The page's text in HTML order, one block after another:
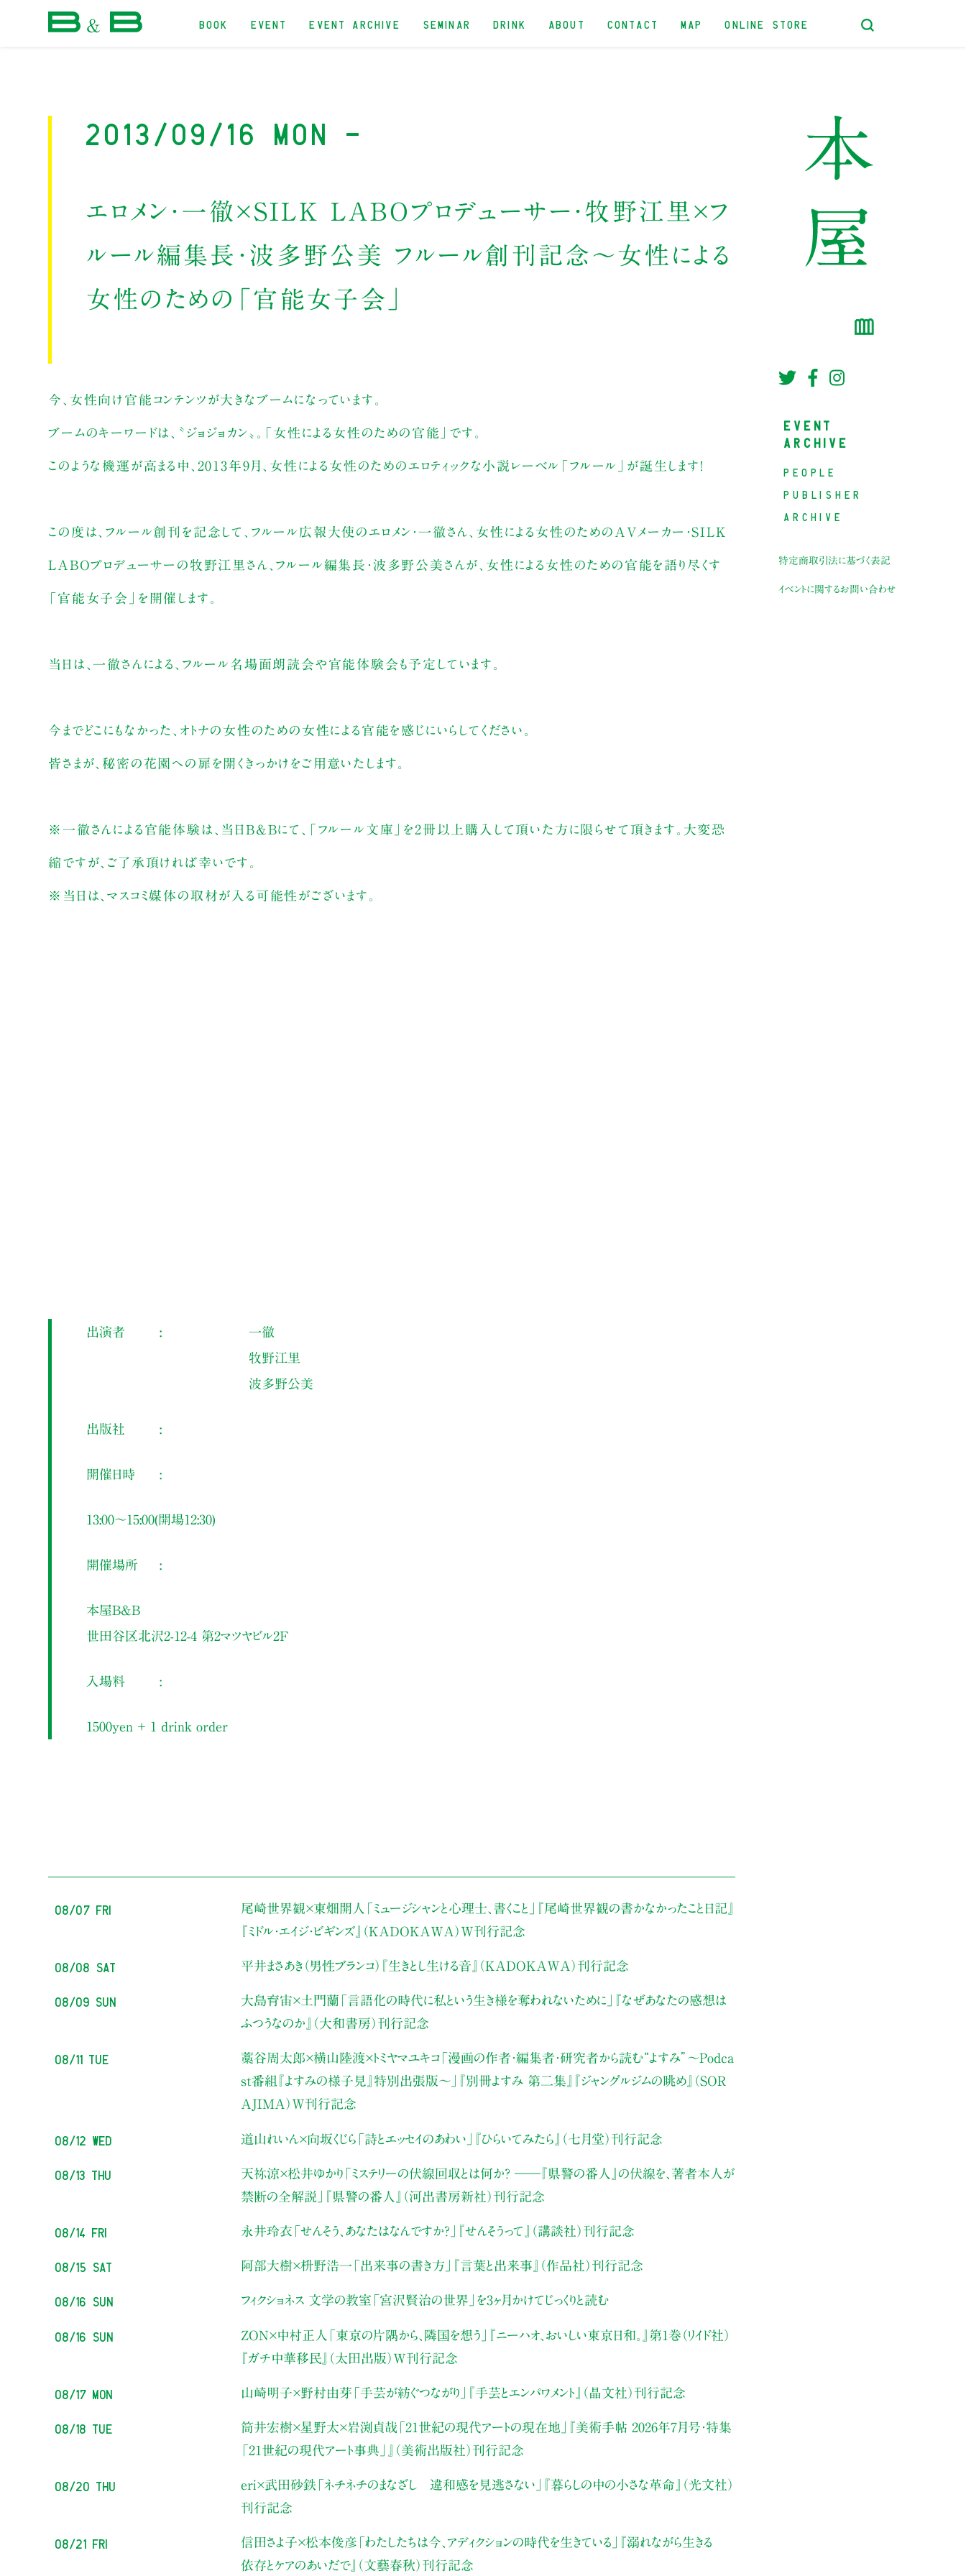
BOOK EVENT EVENT ARCHIVE SEMINAR DRINK ABOUT CONTACT MAP ONLINE STORE
2013/09/16 Mon -
エロメン・一徹×SILK LABOプロデューサー・牧野江里×フ
ルール編集長・波多野公美 フルール創刊記念～女性による
女性のための「官能女子会」
今、女性向け官能コンテンツが大きなブームになっています。
ブームのキーワードは、〝ジョジョカン〟。「女性による女性のための官能」です。
このような機運が高まる中、2013年9月、女性による女性のためのエロティックな小説レーベル「フルール」が誕生します！
この度は、フルール創刊を記念して、フルール広報大使のエロメン・一徹さん、女性による女性のためのAVメーカー・SILK
LABOプロデューサーの牧野江里さん、フルール編集長・波多野公美さんが、女性による女性のための官能を語り尽くす
「官能女子会」を開催します。
当日は、一徹さんによる、フルール名場面朗読会や官能体験会も予定しています。
今までどこにもなかった、オトナの女性のための女性による官能を感じにいらしてください。
皆さまが、秘密の花園への扉を開くきっかけをご用意いたします。
※一徹さんによる官能体験は、当日B&Bにて、「フルール文庫」を2冊以上購入して頂いた方に限らせて頂きます。大変恐
縮ですが、ご了承頂ければ幸いです。
※当日は、マスコミ媒体の取材が入る可能性がございます。
出演者
一徹
牧野江里
波多野公美
出版社
開催日時
13:00～15:00(開場12:30)
開催場所
本屋B&B
世田谷区北沢2-12-4 第2マツヤビル2F
入場料
1500yen ＋ 1 drink order
08/07 Fri 尾崎世界観×東畑開人 「ミュージシャンと心理士、書くこと」
『尾崎世界観の書かなかったこと日記』
『ミドル・エイジ・ビギンズ』（KADOKAWA）W刊行記念
08/08 Sat 平井まさあき（男性ブランコ） 『生きとし生ける音』（KADOKAWA）刊行記念
08/09 Sun 大島育宙×土門蘭 「言語化の時代に私という生き様を奪われないために」
『なぜあなたの感想は
ふつうなのか』（大和書房）刊行記念
08/11 Tue 藁谷周太郎×横山陸渡×トミヤマユキコ「漫画の作者・編集者・研究者から読む“よすみ” 〜Podca
st番組『よすみの様子見』特別出張版〜」
『別冊よすみ 第二集』『ジャングルジムの眺め』（SOR
AJIMA）W刊行記念
08/12 Wed 道山れいん×向坂くじら 「詩とエッセイのあわい」 『ひらいてみたら』（七月堂）刊行記念
08/13 Thu 天祢涼×松井ゆかり 「ミステリーの伏線回収とは何か？ ――『県警の番人』の伏線を、著者本人が
禁断の全解説」
『県警の番人』（河出書房新社）刊行記念
08/14 Fri 永井玲衣 「せんそう、あなたはなんですか？」 『せんそうって』（講談社）刊行記念
08/15 Sat 阿部大樹×枡野浩一 「出来事の書き方」 『言葉と出来事』（作品社）刊行記念
08/16 Sun フィクショネス 文学の教室 「宮沢賢治の世界」を3ヶ月かけてじっくりと読む
08/16 Sun ZON×中村正人 「東京の片隅から、隣国を想う」
『ニーハオ、おいしい東京日和。』第1巻（リイド社）
『ガチ中華移民』（太田出版）W刊行記念
08/17 Mon 山崎明子×野村由芽 「手芸が紡ぐつながり」 『手芸とエンパワメント』（晶文社）刊行記念
08/18 Tue 筒井宏樹×星野太×岩渕貞哉 「21世紀の現代アートの現在地」 『美術手帖 2026年7月号・特集
「21世紀の現代アート事典」』（美術出版社）刊行記念
08/20 Thu eri×武田砂鉄「ネチネチのまなざし 違和感を見逃さない」
『暮らしの中の小さな革命』（光文社）
刊行記念
08/21 Fri 信田さよ子×松本俊彦 「わたしたちは今、アディクションの時代を生きている」
『溺れながら生きる
依存とケアのあいだで』（文藝春秋）刊行記念
EVENT
ARCHIVE
PEOPLE
PUBLISHER
ARCHIVE
特定商取引法に基づく表記
イベントに関するお問い合わせ